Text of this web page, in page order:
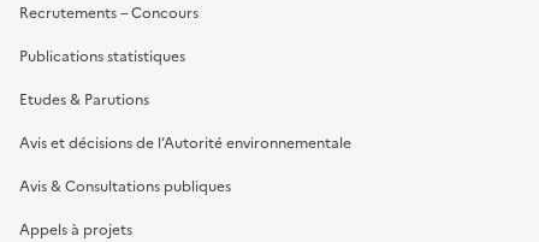
Recrutements – Concours
Publications statistiques
Etudes & Parutions
Avis et décisions de l’Autorité environnementale
Avis & Consultations publiques
Appels à projets